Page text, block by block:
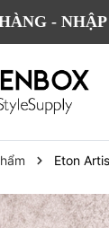
MÃ
Eton